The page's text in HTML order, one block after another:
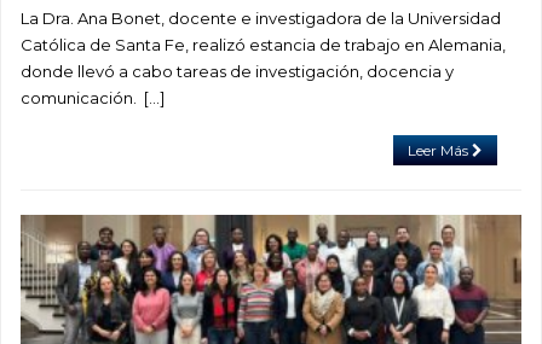
La Dra. Ana Bonet, docente e investigadora de la Universidad
Católica de Santa Fe, realizó estancia de trabajo en Alemania,
donde llevó a cabo tareas de investigación, docencia y
comunicación. […]
Leer Más